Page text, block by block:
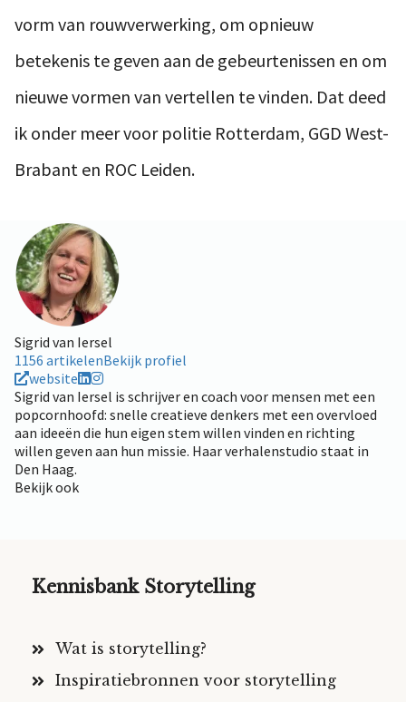
vorm van rouwverwerking, om opnieuw
betekenis te geven aan de gebeurtenissen en om
nieuwe vormen van vertellen te vinden. Dat deed
ik onder meer voor politie Rotterdam, GGD West-
Brabant en ROC Leiden.
Sigrid van Iersel
1156 artikelenBekijk profiel
website
Sigrid van Iersel is schrijver en coach voor mensen met een
popcornhoofd: snelle creatieve denkers met een overvloed
aan ideeën die hun eigen stem willen vinden en richting
willen geven aan hun missie. Haar verhalenstudio staat in
Den Haag.
Bekijk ook
Kennisbank Storytelling
Wat is storytelling?
Inspiratiebronnen voor storytelling